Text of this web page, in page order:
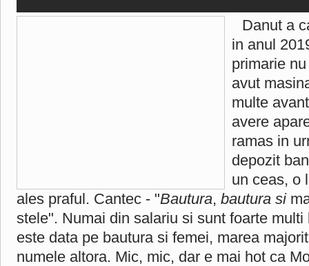
Danut a
in anul
primarie
avut
multe
avere
ramas in
depozit
un ceas, o
ales praful. Cantec - "Bautura, bautura si
stele". Numai din salariu si sunt foarte
este data pe bautura si femei, marea
numele altora. Mic, mic, dar e mai hot ca